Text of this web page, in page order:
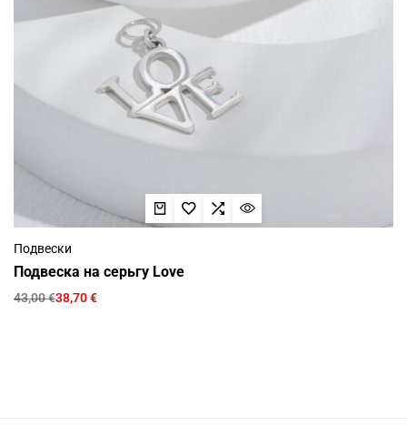
Подвески
Подвеска на серьгу Love
43,00€38,70€